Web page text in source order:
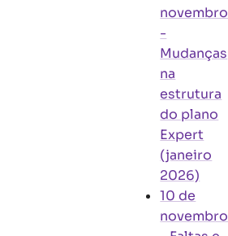
novembro
-
Mudanças
na
estrutura
do plano
Expert
(janeiro
2026)
10 de
novembro